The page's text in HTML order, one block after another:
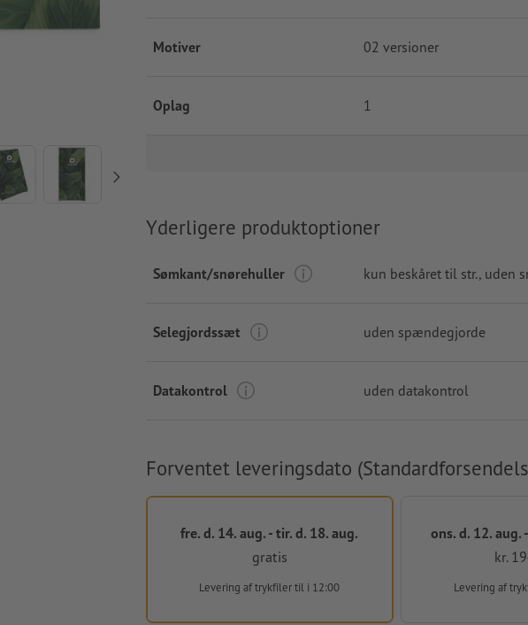
Motiver 02 versioner
Oplag 1
Yderligere produktoptioner
Sømkant/snørehuller kun beskåret til str., uden
Selegjordssæt uden spændegjorde
Datakontrol uden datakontrol
Forventet leveringsdato
fre. d. 14. aug. - tir. d. 18. aug.
gratis
Levering af trykfilertil i 12:00
ons. d. 12. aug.
kr.
Levering af